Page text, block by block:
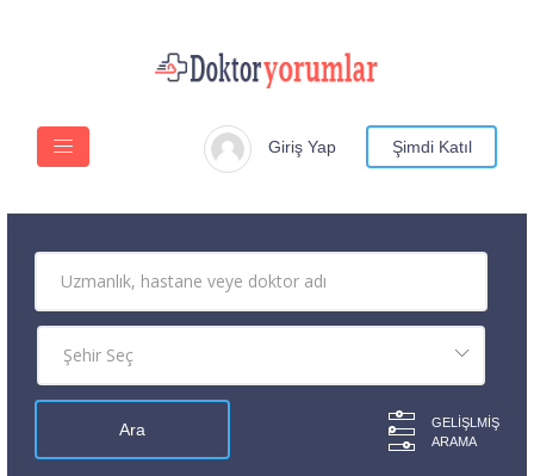
Giriş Yap Şimdi Katıl
GELIŞLMIŞ
ARAMA